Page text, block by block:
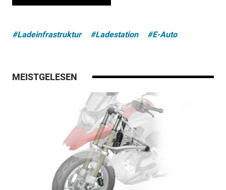
#Ladeinfrastruktur #Ladestation #E-Auto
MEISTGELESEN